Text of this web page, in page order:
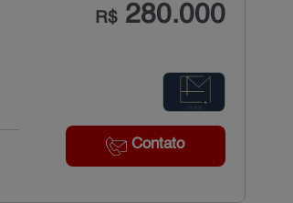
R$280.000
Contato